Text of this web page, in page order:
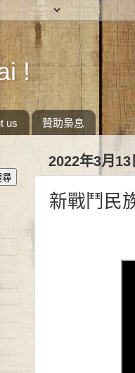
!
us 贊助梟息
2022年3月
新戰鬥民